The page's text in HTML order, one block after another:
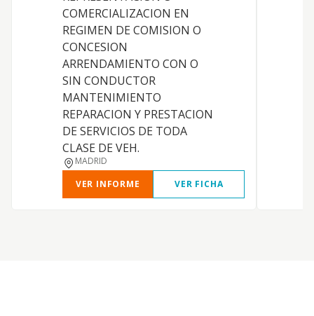
COMERCIALIZACION EN
REGIMEN DE COMISION O
CONCESION
ARRENDAMIENTO CON O
SIN CONDUCTOR
MANTENIMIENTO
REPARACION Y PRESTACION
DE SERVICIOS DE TODA
CLASE DE VEH.
MADRID
VER INFORME
VER FICHA